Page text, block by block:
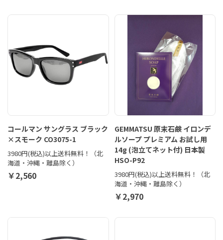
コールマン サングラス ブラック
×スモーク CO3075-1
3980円(税込)以上送料無料！（北
海道・沖縄・離島除く）
￥2,560
GEMMATSU 原末石鹸 イロンデ
ルソープ プレミアム お試し用
14g (泡立てネット付) 日本製
HSO-P92
3980円(税込)以上送料無料！（北
海道・沖縄・離島除く）
￥2,970